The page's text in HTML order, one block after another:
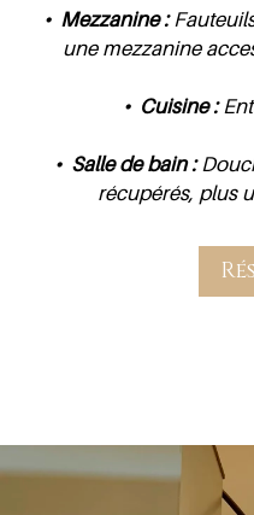
• Mezzanine :
une mezzanine
• Cuisine :
• Salle de bain :
récupérés, plus